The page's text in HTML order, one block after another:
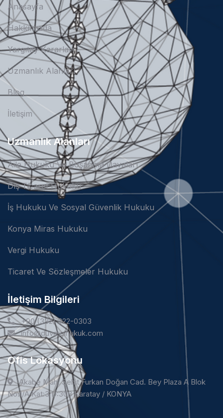
Anasayfa
Hakkımızda
Yargıtay Kararları
Uzmanlık Alanları
Blog
İletişim
Uzmanlık Alanları
Aile Hukuku Ve Boşanma Davaları
Dış Ticaret Hukuku
İş Hukuku Ve Sosyal Güvenlik Hukuku
Konya Miras Hukuku
Vergi Hukuku
Ticaret Ve Sözleşmeler Hukuku
İletişim Bilgileri
+90 (332) 322-0303
info@duvarcihukuk.com
Ofis Lokasyonu
Akabe Mah. Şehit Furkan Doğan Cad. Bey Plaza A Blok
No:1/A Kat:3 D:308 Karatay / KONYA